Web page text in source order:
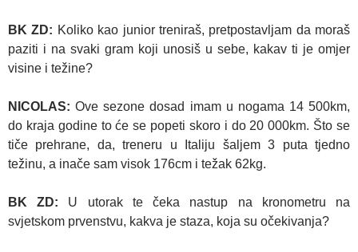
BK ZD: Koliko kao junior treniraš, pretpostavljam da moraš
paziti i na svaki gram koji unosiš u sebe, kakav ti je omjer
visine i težine?
NICOLAS: Ove sezone dosad imam u nogama 14 500km,
do kraja godine to će se popeti skoro i do 20 000km. Što se
tiče prehrane, da, treneru u Italiju šaljem 3 puta tjedno
težinu, a inače sam visok 176cm i težak 62kg.
BK ZD: U utorak te čeka nastup na kronometru na
svjetskom prvenstvu, kakva je staza, koja su očekivanja?